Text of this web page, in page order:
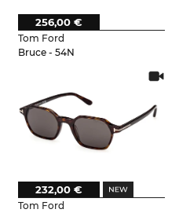
Tom Ford
Bruce - 54N
256,00 €
Tom Ford
232,00 €